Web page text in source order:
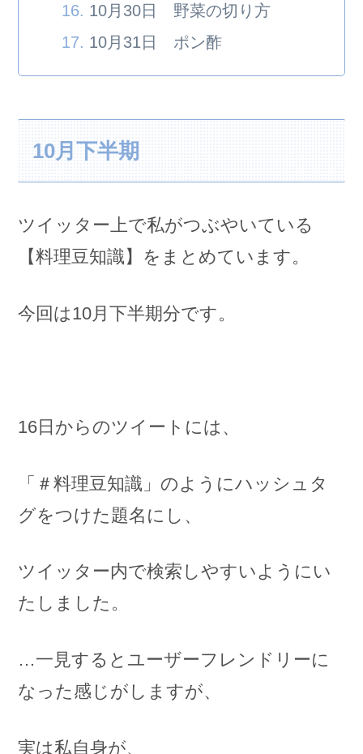
10月30日 野菜の切り方
10月31日 ポン酢
10月下半期
ツイッター上で私がつぶやいている
【料理豆知識】をまとめています。
今回は10月下半期分です。
16日からのツイートには、
「＃料理豆知識」のようにハッシュタ
グをつけた題名にし、
ツイッター内で検索しやすいようにい
たしました。
…一見するとユーザーフレンドリーに
なった感じがしますが、
実は私自身が、